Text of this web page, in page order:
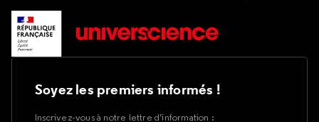
Soyez les premiers informés !
Inscrivez-vous à notre lettre d’information :